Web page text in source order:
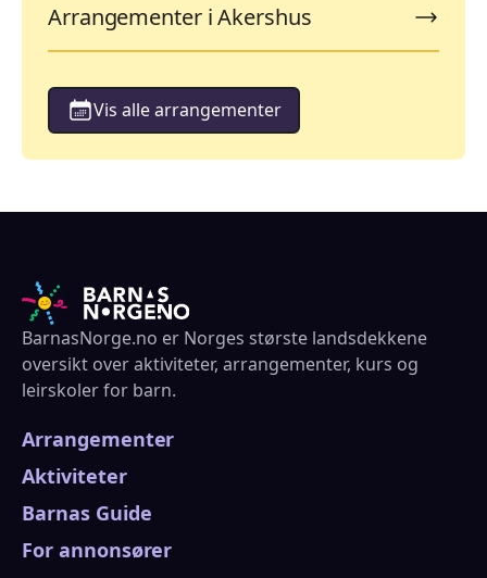
Arrangementer i Akershus
Vis alle arrangementer
BarnasNorge.no er Norges største landsdekkene
oversikt over aktiviteter, arrangementer, kurs og
leirskoler for barn.
Arrangementer
Aktiviteter
Barnas Guide
For annonsører